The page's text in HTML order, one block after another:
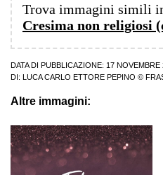
Trova immagini simili
Cresima non religiosi
DATA DI PUBBLICAZIONE: 17 NOVEMBRE
DI:
LUCA CARLO ETTORE PEPINO ©
Altre immagini: